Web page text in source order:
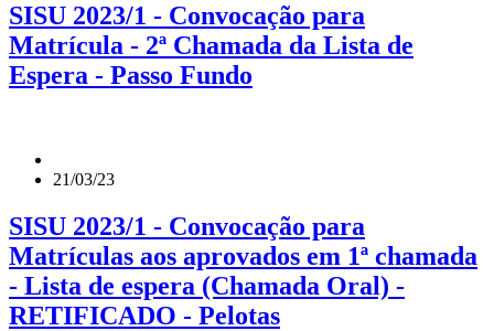
SISU 2023/1 - Convocação para
Matrícula - 2ª Chamada da Lista de
Espera - Passo Fundo
21/03/23
SISU 2023/1 - Convocação para
Matrículas aos aprovados em 1ª chamada
- Lista de espera (Chamada Oral) -
RETIFICADO - Pelotas